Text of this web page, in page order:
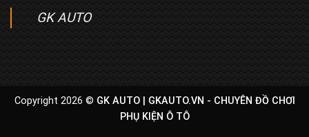
GK AUTO
Copyright 2026 © GK AUTO | GKAUTO.VN - CHUYÊN ĐỒ CHƠI
PHỤ KIỆN Ô TÔ